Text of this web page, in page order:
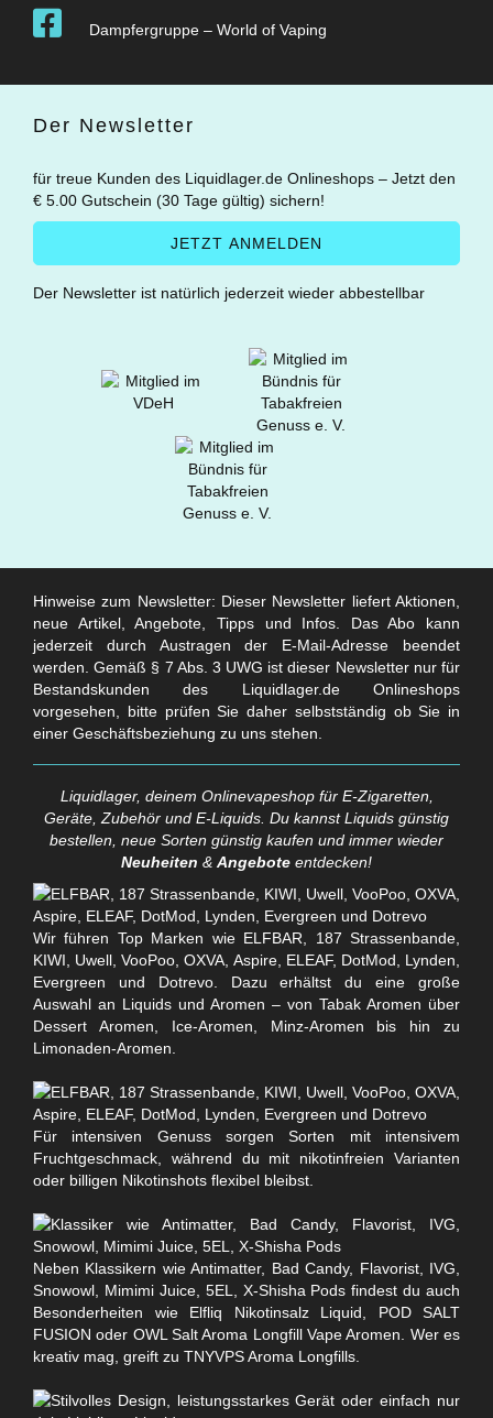
Dampfergruppe – World of Vaping
Der Newsletter
für treue Kunden des Liquidlager.de Onlineshops – Jetzt den
€ 5.00 Gutschein (30 Tage gültig) sichern!
Der Newsletter ist natürlich jederzeit wieder abbestellbar
Hinweise zum Newsletter: Dieser Newsletter liefert Aktionen,
neue Artikel, Angebote, Tipps und Infos. Das Abo kann
jederzeit durch Austragen der E-Mail-Adresse beendet
werden. Gemäß § 7 Abs. 3 UWG ist dieser Newsletter nur für
Bestandskunden des Liquidlager.de Onlineshops
vorgesehen, bitte prüfen Sie daher selbstständig ob Sie in
einer Geschäftsbeziehung zu uns stehen.
Liquidlager, deinem Onlinevapeshop für E-Zigaretten,
Geräte, Zubehör und E-Liquids. Du kannst Liquids günstig
bestellen, neue Sorten günstig kaufen und immer wieder
Neuheiten & Angebote entdecken!
Wir führen Top Marken wie ELFBAR, 187 Strassenbande,
KIWI, Uwell, VooPoo, OXVA, Aspire, ELEAF, DotMod, Lynden,
Evergreen und Dotrevo. Dazu erhältst du eine große
Auswahl an Liquids und Aromen – von Tabak Aromen über
Dessert Aromen, Ice-Aromen, Minz-Aromen bis hin zu
Limonaden-Aromen.
Für intensiven Genuss sorgen Sorten mit intensivem
Fruchtgeschmack, während du mit nikotinfreien Varianten
oder billigen Nikotinshots flexibel bleibst.
Neben Klassikern wie Antimatter, Bad Candy, Flavorist, IVG,
Snowowl, Mimimi Juice, 5EL, X-Shisha Pods findest du auch
Besonderheiten wie Elfliq Nikotinsalz Liquid, POD SALT
FUSION oder OWL Salt Aroma Longfill Vape Aromen. Wer es
kreativ mag, greift zu TNYVPS Aroma Longfills.